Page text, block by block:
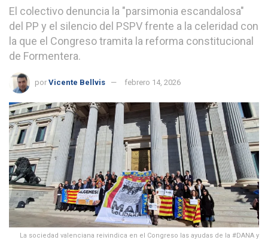
El colectivo denuncia la "parsimonia escandalosa"
del PP y el silencio del PSPV frente a la celeridad con
la que el Congreso tramita la reforma constitucional
de Formentera.
por Vicente Bellvis febrero 14, 2026
La sociedad valenciana reivindica en el Congreso las ayudas de la #DANA y